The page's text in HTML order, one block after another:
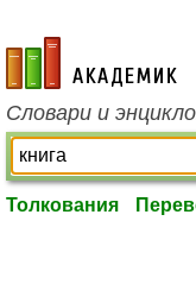
academic.ru
Словари и
Толкования